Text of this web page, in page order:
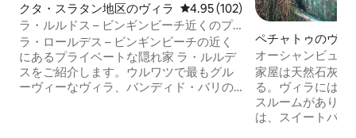
クタ・スラタン地区のヴィラ レビュー102件、5つ星中4.95つ
4.95 (102)
ラ・ルルドス – ビンギンビーチ近くのプ
ライベートな隠れ家
ラ・ロールデス – ビンギンビーチの近く
にあるプライベートな隠れ家 ラ・ルルデ
スをご紹介します。ウルワツで最もグル
ーヴィーなヴィラ、バンディド・バリの5
ペチャトゥのヴィ
オーシャンビュー
楽しめるユニーク
家屋は天然石灰岩
る。ヴィラには、
スルームがあり、
は、スイートバス